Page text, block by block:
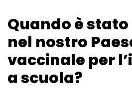
Quando è
nel nostro
vaccinale per
a scuola?